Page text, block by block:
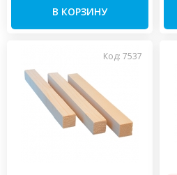
В КОРЗИНУ
Код: 7537